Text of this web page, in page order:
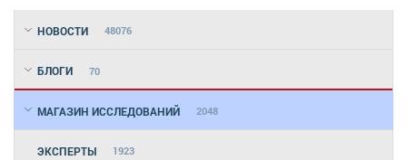
НОВОСТИ 48076
БЛОГИ 70
МАГАЗИН ИССЛЕДОВАНИЙ 2048
ЭКСПЕРТЫ 1923